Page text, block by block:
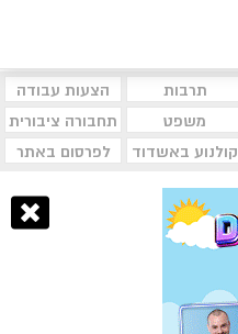
תרבות
הצעות עבודה
משפט
תחבורה ציבורית
קולנוע באשדוד לפרסום באתר